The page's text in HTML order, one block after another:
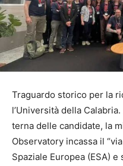
Traguardo storico per la
l’Università della
terna delle candidate, la
Observatory incassa il
Spaziale Europea (ESA)